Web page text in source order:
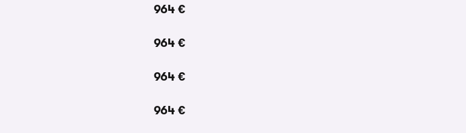
964 €
964 €
964 €
964 €